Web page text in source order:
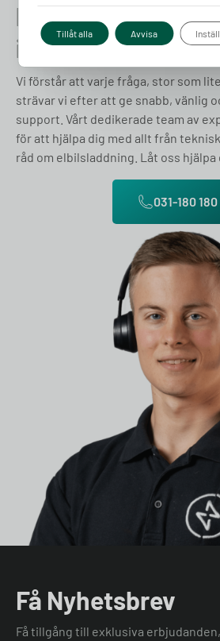
Prata med en
idag
Vi förstår att varje fråga, stor som
strävar vi efter att ge snabb, vänlig
support. Vårt dedikerade team av
för att hjälpa dig med allt från
råd om elbilsladdning. Låt oss hjälpa
031-180 180
Få Nyhetsbrev
Få tillgång till exklusiva
Tillåt alla Avvisa